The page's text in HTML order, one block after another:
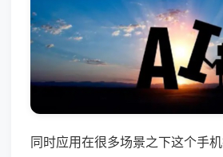
同时应用在很多场景之下这个手